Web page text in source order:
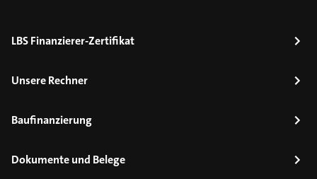
LBS Finanzierer-Zertifikat
Unsere Rechner
Baufinanzierung
Dokumente und Belege